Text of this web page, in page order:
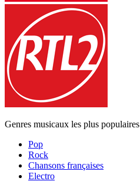
Genres musicaux les plus populaires
Pop
Rock
Chansons françaises
Electro